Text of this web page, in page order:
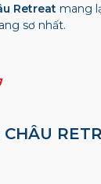
Retreat mang
sơ nhất.